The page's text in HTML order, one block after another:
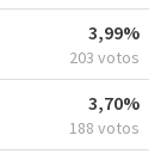
3,99%
203 votos
3,70%
188 votos